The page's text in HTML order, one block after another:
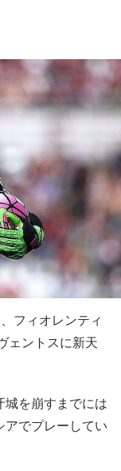
フィオレンティ
ェントスに新天
城を崩すまでには
でプレーしてい